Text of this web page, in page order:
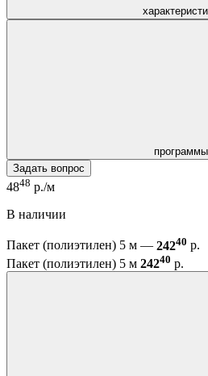
программы
Задать вопрос
4848 р./м
В наличии
Пакет (полиэтилен) 5 м — 24240 р.
Пакет (полиэтилен) 5 м 24240 р.